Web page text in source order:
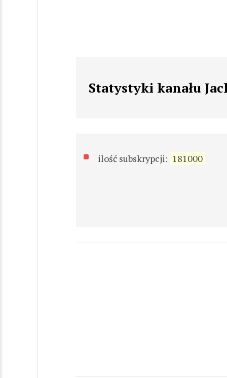
Statystyki kanału
ilość subskrypcji: 181000